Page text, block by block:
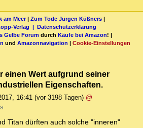
am Meer| Zum Tode Jürgen Küßners |
Verlag | Datenschutzerklärung
Gelbe Forum durch Käufe bei Amazon! |
und Amazonnavigation | Cookie-Einstellungen
einen Wert aufgrund seiner
Eigenschaften.
16:41 (vor 3198 Tagen) @
Titan dürften auch solche "inneren"